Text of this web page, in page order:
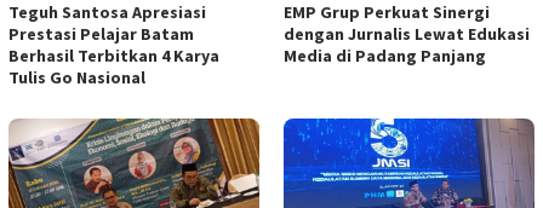
Teguh Santosa Apresiasi
Prestasi Pelajar Batam
Berhasil Terbitkan 4 Karya
Tulis Go Nasional
EMP Grup Perkuat Sinergi
dengan Jurnalis Lewat Edukasi
Media di Padang Panjang